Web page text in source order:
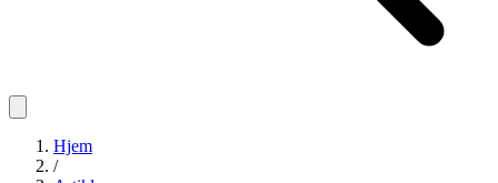
Hjem
/